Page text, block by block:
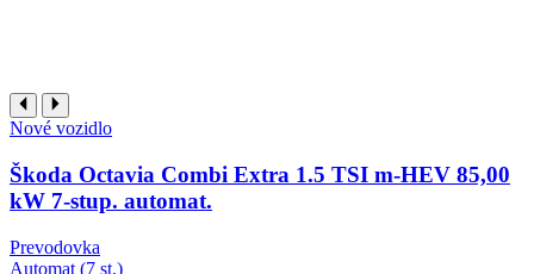
Nové vozidlo
Škoda Octavia Combi Extra 1.5 TSI m-HEV 85,00
kW 7-stup. automat.
Prevodovka
Automat (7 st.)